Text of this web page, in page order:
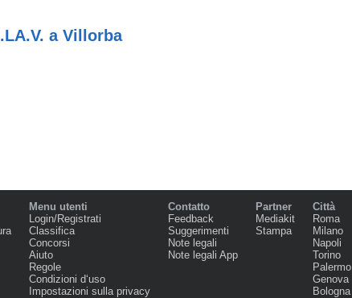
a Villorba
Menu utenti
Login/Registrati
Classifica
Concorsi
Aiuto
Regole
Condizioni d‘uso
Impostazioni sulla privacy
Contatto
Feedback
Suggerimenti
Note legali
Note legali App
Partner
Mediakit
Stampa
Città
Roma
Milano
Napoli
Torino
Palermo
Genova
Bologna